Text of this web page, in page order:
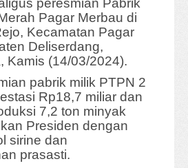
peresmian Pabrik
Pagar Merbau di
Kecamatan Pagar
Deliserdang,
Kamis (14/03/2024).
pabrik milik PTPN 2
Rp18,7 miliar dan
7,2 ton minyak
Presiden dengan
sirine dan
prasasti.